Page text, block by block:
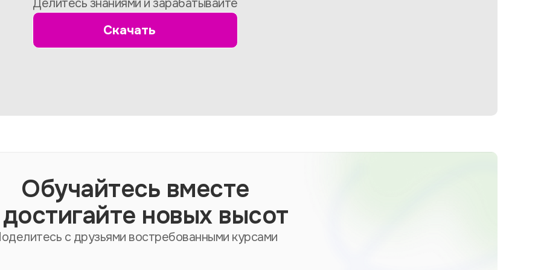
Делитесь знаниями и зарабатывайте
Скачать
Обучайтесь вместе
новых высот
с друзьями востребованными курсами